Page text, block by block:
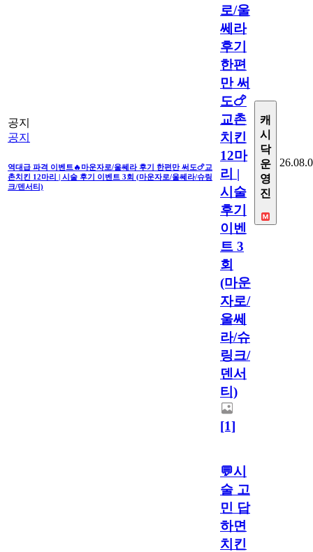
공지
공지
역대급 파격 이벤트🔥마운자로/울쎄라 후기 한편만 써도🍗교
촌치킨 12마리 | 시술 후기 이벤트 3회 (마운자로/울쎄라/슈링
크/덴서티)
로/울
쎄라
후기
한편
만 써
도🍗
교촌
치킨
12마
리 |
시술
후기
이벤
트 3
회
(마운
자로/
울쎄
라/슈
링크/
덴서
티)
[1]
캐
시
닥
운
영
진
💬시
술 고
민 답
하면
치킨